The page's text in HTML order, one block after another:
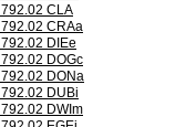
792.02 CLA
792.02 CRAa
792.02 DIEe
792.02 DOGc
792.02 DONa
792.02 DUBi
792.02 DWIm